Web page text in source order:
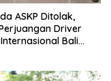
ASKP Ditolak,
Driver
Bali